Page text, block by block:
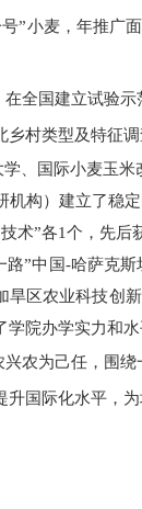
”小麦，年推广
全国建立试验
村类型及特征
、国际小麦玉
构）建立了稳
术”各1个，先
路”中国-哈萨克
区农业科技创
院办学实力和
农为己任，围
升国际化水平，